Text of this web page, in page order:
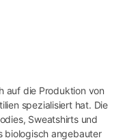
auf die Produktion von
spezialisiert hat. Die
Sweatshirts und
biologisch angebauter